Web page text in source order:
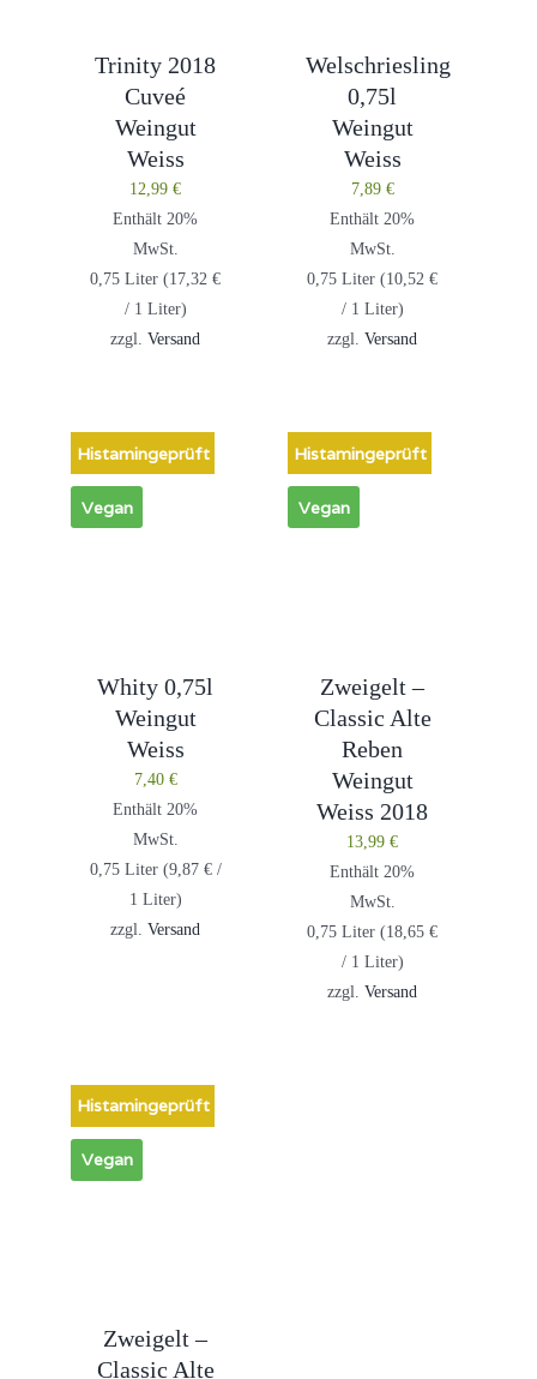
Trinity 2018
Cuveé
Weingut
Weiss
12,99€
Enthält 20%
MwSt.
0,75 Liter (17,32€
/ 1 Liter)
zzgl.Versand
Welschriesling
0,75l
Weingut
Weiss
7,89 €
Enthält 20%
MwSt.
0,75 Liter (10,52€
/ 1 Liter)
zzgl.Versand
Histamingeprüft
Vegan
Whity 0,75l
Weingut
Weiss
7,40 €
Enthält 20%
MwSt.
0,75 Liter (9,87 €/
1 Liter)
zzgl.Versand
Histamingeprüft
Vegan
Zweigelt –
Classic Alte
Reben
Weingut
Weiss 2018
13,99€
Enthält 20%
MwSt.
0,75 Liter (18,65€
/ 1 Liter)
zzgl.Versand
Histamingeprüft
Vegan
Zweigelt –
Classic Alte